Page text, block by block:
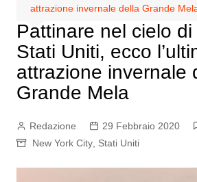
attrazione invernale della Grande
Pattinare nel cielo di
Stati Uniti, ecco
attrazione invernale
Grande Mela
Redazione 29 Febbraio 2020
New York City, Stati Uniti